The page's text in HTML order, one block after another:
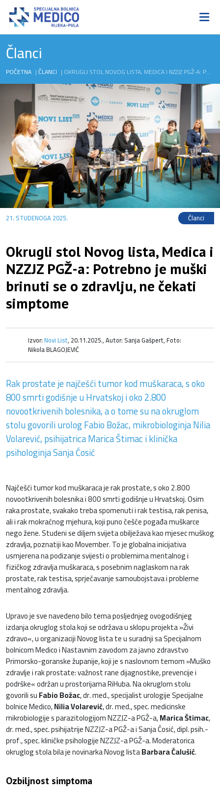
Članci
POČETNA |ČLANCI | OKRUGLI STOL NOVOG LISTA, MEDICA I NZZJZ PGŽ-A: POTREBNO JE MUŠKI BRINUTI SE O ZDRAVLJU, NE ČEKATI SIMPTOME
21. STUDENOGA 2025. Članci
Okrugli stol Novog lista, Medica i
NZZJZ PGŽ-a: Potrebno je muški
brinuti se o zdravlju, ne čekati
simptome
Izvor:Novi List, 20.11.2025., Autor: Sanja Gašpert, Foto:
Nikola BLAGOJEVIĆ
Rak prostate je najčešći tumor kod muškaraca, s oko
800 smrti godišnje u Hrvatskoj i oko 2.800
novootkrivenih bolesnika, a o tome su na okruglom
stolu govorili urolog Fabio Božac, mikrobiologinja Nilia
Volarević, psihijatrica Marica Štimac i klinička
psihologinja Sanja Ćosić
Najčešći tumor kod muškaraca je rak prostate, s oko 2.800
novootkrivenih bolesnika i 800 smrti godišnje u Hrvatskoj. Osim
raka prostate, svakako treba spomenuti i rak testisa, rak penisa,
ali i rak mokraćnog mjehura, koji puno češće pogađa muškarce
nego žene. Studeni se diljem svijeta obilježava kao mjesec muškog
zdravlja, poznatiji kao Movember. To je globalna inicijativa
usmjerena na podizanje svijesti o problemima mentalnog i
fizičkog zdravlja muškaraca, s posebnim naglaskom na rak
prostate, rak testisa, sprječavanje samoubojstava i probleme
mentalnog zdravlja.
Upravo je sve navedeno bilo tema posljednjeg ovogodišnjeg
izdanja okruglog stola koji se održava u sklopu projekta »Živi
zdravo«, u organizaciji Novog lista te u suradnji sa Specijalnom
bolnicom Medico i Nastavnim zavodom za javno zdravstvo
Primorsko-goranske županije, koji je s naslovnom temom »Muško
zdravlje i rak prostate: važnost rane dijagnostike, prevencije i
podrške« održan u prostorijama RiHuba. Na okruglom stolu
govorili suFabio Božac, dr. med., specijalist urologije Specijalne
bolnice Medico,Nilia Volarević, dr. med., spec. medicinske
mikrobiologije s parazitologijom NZZJZ-a PGŽ-a,Marica Štimac,
dr. med., spec. psihijatrije NZZJZ-a PGŽ-a i Sanja Ćosić, dipl. psih.-
prof., spec. kliničke psihologije NZZJZ-a PGŽ-a. Moderatorica
okruglog stola bila je novinarka Novog listaBarbara Čalušić.
Ozbiljnost simptoma